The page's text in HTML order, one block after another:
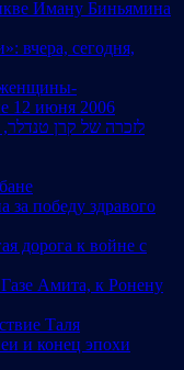
Иману Биньямина
вчера, сегодня,
женщины-
12 июня 2006
לזכרה של קרן טנדלר,
победу здравого
дорога к войне с
Амита, к Ронену
Таля
и конец эпохи